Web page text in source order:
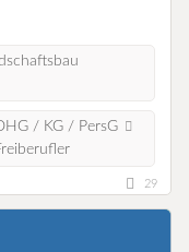
/ KG / PersG
29